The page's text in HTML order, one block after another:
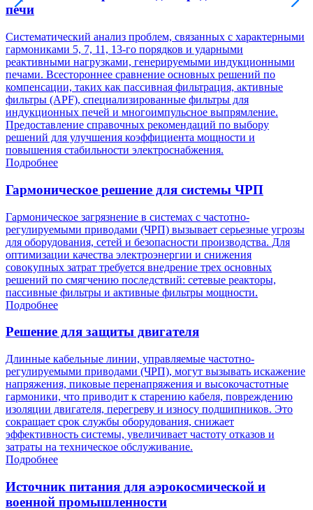
печи
Систематический анализ проблем, связанных с характерными
гармониками 5, 7, 11, 13-го порядков и ударными
реактивными нагрузками, генерируемыми индукционными
печами. Всестороннее сравнение основных решений по
компенсации, таких как пассивная фильтрация, активные
фильтры (APF), специализированные фильтры для
индукционных печей и многоимпульсное выпрямление.
Предоставление справочных рекомендаций по выбору
решений для улучшения коэффициента мощности и
повышения стабильности электроснабжения.
Подробнее
Гармоническое решение для системы ЧРП
Гармоническое загрязнение в системах с частотно-
регулируемыми приводами (ЧРП) вызывает серьезные угрозы
для оборудования, сетей и безопасности производства. Для
оптимизации качества электроэнергии и снижения
совокупных затрат требуется внедрение трех основных
решений по смягчению последствий: сетевые реакторы,
пассивные фильтры и активные фильтры мощности.
Подробнее
Решение для защиты двигателя
Длинные кабельные линии, управляемые частотно-
регулируемыми приводами (ЧРП), могут вызывать искажение
напряжения, пиковые перенапряжения и высокочастотные
гармоники, что приводит к старению кабеля, повреждению
изоляции двигателя, перегреву и износу подшипников. Это
сокращает срок службы оборудования, снижает
эффективность системы, увеличивает частоту отказов и
затраты на техническое обслуживание.
Подробнее
Источник питания для аэрокосмической и
военной промышленности